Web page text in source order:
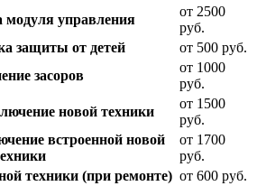
модуля управления
от 2500
руб.
защиты от детей
от 500 руб.
засоров
от 1000
руб.
новой техники
от 1500
руб.
встроенной новой
от 1700
руб.
техники (при ремонте) от 600 руб.